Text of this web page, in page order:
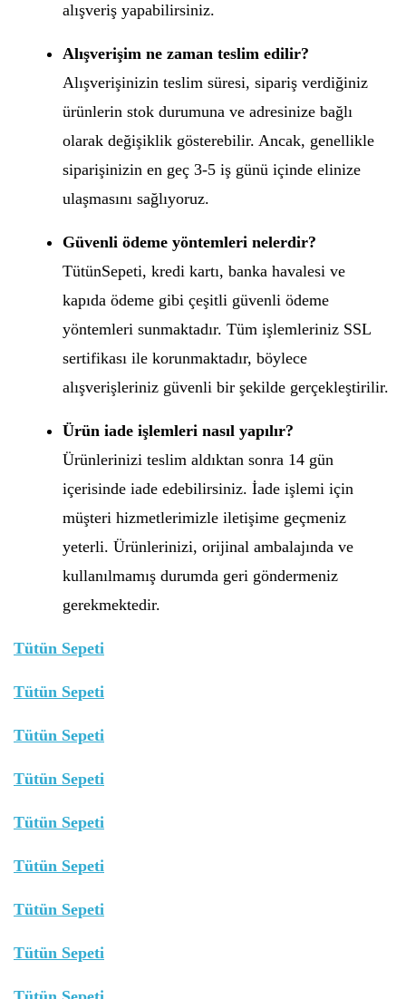
alışveriş yapabilirsiniz.
Alışverişim ne zaman teslim edilir?
Alışverişinizin teslim süresi, sipariş verdiğiniz
ürünlerin stok durumuna ve adresinize bağlı
olarak değişiklik gösterebilir. Ancak, genellikle
siparişinizin en geç 3-5 iş günü içinde elinize
ulaşmasını sağlıyoruz.
Güvenli ödeme yöntemleri nelerdir?
TütünSepeti, kredi kartı, banka havalesi ve
kapıda ödeme gibi çeşitli güvenli ödeme
yöntemleri sunmaktadır. Tüm işlemleriniz SSL
sertifikası ile korunmaktadır, böylece
alışverişleriniz güvenli bir şekilde gerçekleştirilir.
Ürün iade işlemleri nasıl yapılır?
Ürünlerinizi teslim aldıktan sonra 14 gün
içerisinde iade edebilirsiniz. İade işlemi için
müşteri hizmetlerimizle iletişime geçmeniz
yeterli. Ürünlerinizi, orijinal ambalajında ve
kullanılmamış durumda geri göndermeniz
gerekmektedir.
Tütün Sepeti
Tütün Sepeti
Tütün Sepeti
Tütün Sepeti
Tütün Sepeti
Tütün Sepeti
Tütün Sepeti
Tütün Sepeti